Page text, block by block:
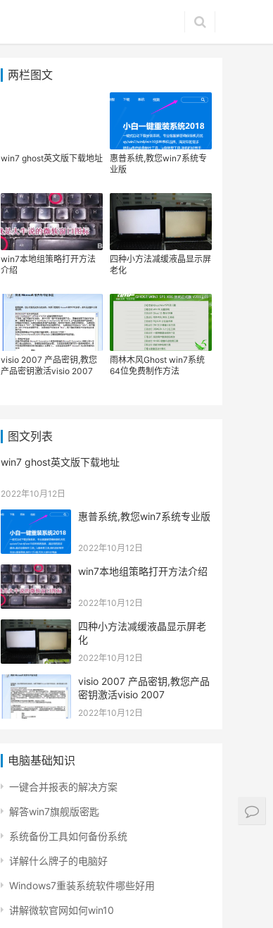
两栏图文
win7 ghost英文版下载地址
惠普系统,教您win7系统专
业版
win7本地组策略打开方法
介绍
四种小方法减缓液晶显示屏
老化
visio 2007 产品密钥,教您
产品密钥激活visio 2007
雨林木风Ghost win7系统
64位免费制作方法
图文列表
win7 ghost英文版下载地址
2022年10月12日
惠普系统,教您win7系统专业版
2022年10月12日
win7本地组策略打开方法介绍
2022年10月12日
四种小方法减缓液晶显示屏老
化
2022年10月12日
visio 2007 产品密钥,教您产品
密钥激活visio 2007
2022年10月12日
电脑基础知识
一键合并报表的解决方案
解答win7旗舰版密匙
系统备份工具如何备份系统
详解什么牌子的电脑好
Windows7重装系统软件哪些好用
讲解微软官网如何win10